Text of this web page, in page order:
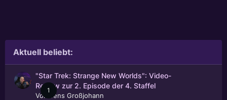
Aktuell beliebt:
1
"Star Trek: Strange New Worlds": Video-
Review zur 2. Episode der 4. Staffel
Von
Jens Großjohann